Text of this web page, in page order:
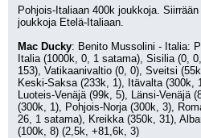
Pohjois-Italiaan 400k joukkoja.
joukkoja Etelä-Italiaan.
Mac Ducky: Benito Mussolini - Italia:
Italia (1000k, 0, 1 satama), Sisilia (0,
153), Vatikaanivaltio (0, 0), Sveitsi
Keski-Saksa (233k, 1), Itävalta (300k,
Luoteis-Venäjä (99k, 5), Länsi-Venäjä
(300k, 1), Pohjois-Norja (300k, 3),
26, 1 satama), Kreikka (350k, 31),
(100k, 8) (2,5k, +81,6k, 3)